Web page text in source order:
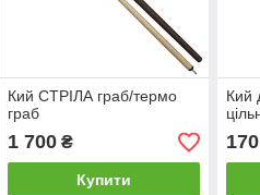
Кий СТРІЛА граб/термо
граб
1 700₴
Купити
Кий
170